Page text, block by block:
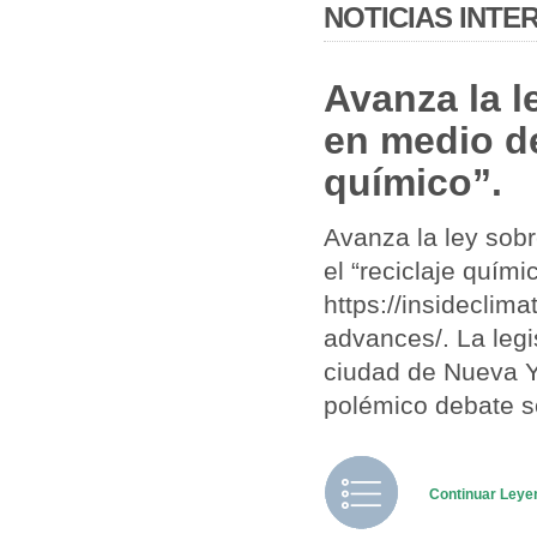
NOTICIAS
Avanza la
en medio
químico”.
Avanza la ley
el “reciclaje
https://
advances/. La
ciudad de Nueva
polémico debate
Continuar